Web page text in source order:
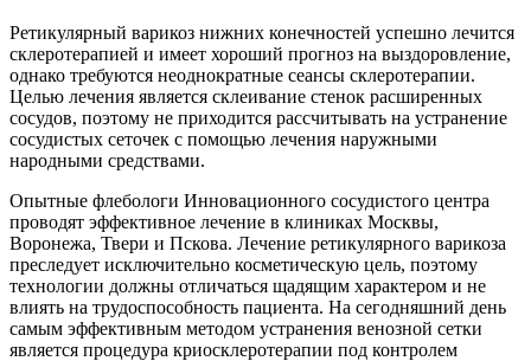
Ретикулярный варикоз нижних конечностей успешно лечится
склеротерапией и имеет хороший прогноз на выздоровление,
однако требуются неоднократные сеансы склеротерапии.
Целью лечения является склеивание стенок расширенных
сосудов, поэтому не приходится рассчитывать на устранение
сосудистых сеточек с помощью лечения наружными
народными средствами.
Опытные флебологи Инновационного сосудистого центра
проводят эффективное лечение в клиниках Москвы,
Воронежа, Твери и Пскова. Лечение ретикулярного варикоза
преследует исключительно косметическую цель, поэтому
технологии должны отличаться щадящим характером и не
влиять на трудоспособность пациента. На сегодняшний день
самым эффективным методом устранения венозной сетки
является процедура криосклеротерапии под контролем